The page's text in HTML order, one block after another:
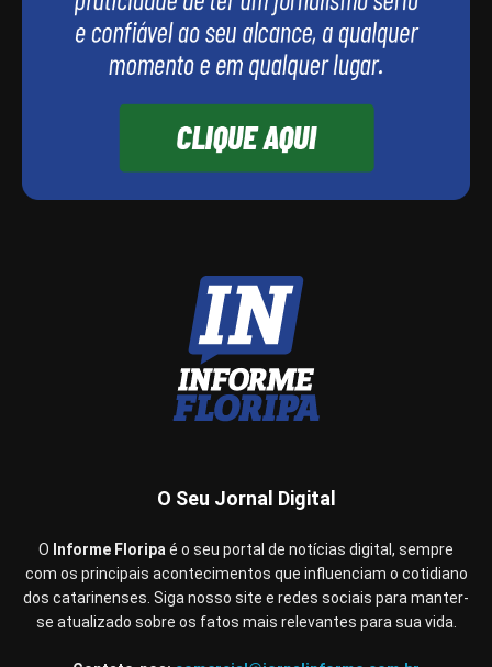
O Seu Jornal Digital
O Informe Floripa é o seu portal de notícias digital, sempre
com os principais acontecimentos que influenciam o cotidiano
dos catarinenses. Siga nosso site e redes sociais para manter-
se atualizado sobre os fatos mais relevantes para sua vida.